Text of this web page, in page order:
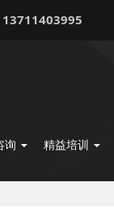
13711403995
询 精益培训